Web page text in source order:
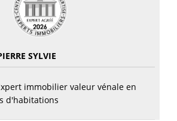
SYLVIE
immobilier valeur vénale en
d'habitations